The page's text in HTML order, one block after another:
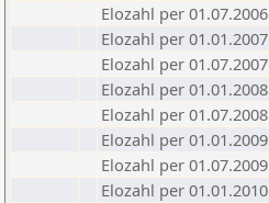
Elozahl per 01.07.2006
Elozahl per 01.01.2007
Elozahl per 01.07.2007
Elozahl per 01.01.2008
Elozahl per 01.07.2008
Elozahl per 01.01.2009
Elozahl per 01.07.2009
Elozahl per 01.01.2010